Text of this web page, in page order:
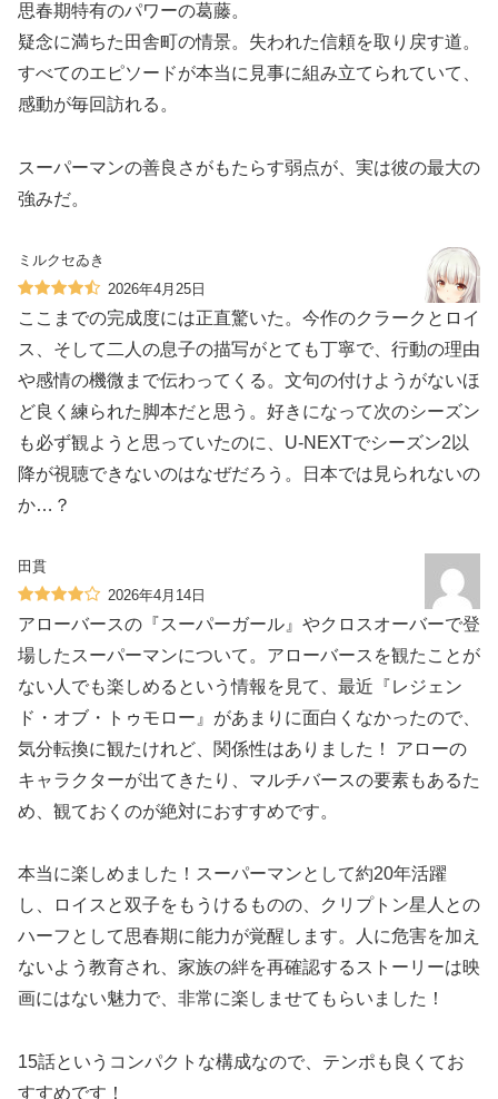
思春期特有のパワーの葛藤。
疑念に満ちた田舎町の情景。失われた信頼を取り戻す道。
すべてのエピソードが本当に見事に組み立てられていて、
感動が毎回訪れる。
スーパーマンの善良さがもたらす弱点が、実は彼の最大の
強みだ。
ミルクセゐき
2026年4月25日
ここまでの完成度には正直驚いた。今作のクラークとロイ
ス、そして二人の息子の描写がとても丁寧で、行動の理由
や感情の機微まで伝わってくる。文句の付けようがないほ
ど良く練られた脚本だと思う。好きになって次のシーズン
も必ず観ようと思っていたのに、U-NEXTでシーズン2以
降が視聴できないのはなぜだろう。日本では見られないの
か…？
田貫
2026年4月14日
アローバースの『スーパーガール』やクロスオーバーで登
場したスーパーマンについて。アローバースを観たことが
ない人でも楽しめるという情報を見て、最近『レジェン
ド・オブ・トゥモロー』があまりに面白くなかったので、
気分転換に観たけれど、関係性はありました！ アローの
キャラクターが出てきたり、マルチバースの要素もあるた
め、観ておくのが絶対におすすめです。
本当に楽しめました！スーパーマンとして約20年活躍
し、ロイスと双子をもうけるものの、クリプトン星人との
ハーフとして思春期に能力が覚醒します。人に危害を加え
ないよう教育され、家族の絆を再確認するストーリーは映
画にはない魅力で、非常に楽しませてもらいました！
15話というコンパクトな構成なので、テンポも良くてお
すすめです！